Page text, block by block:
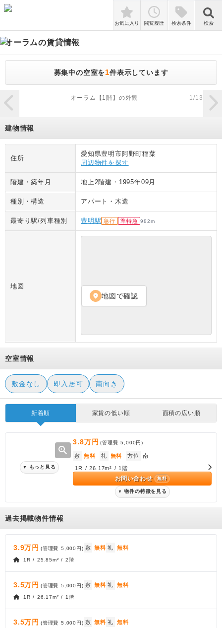
検索
お気に入り 閲覧履歴 検索条件 検索
オーラムの賃貸情報
募集中の空室を1件表示しています
zoom_in
オーラム【1階】の外観 1/13
建物情報
住所
愛知県豊明市阿野町稲葉
周辺物件を探す
階建・築年月 地上2階建 ・ 1995年09月
種別・構造 アパート ・ 木造
最寄り駅/列車種別 豊明駅 急行 準特急 982m
地図
location_on 地図で確認
空室情報
敷金なし 即入居可 南向き
新着順 家賃の低い順 面積の広い順
zoom_in
▼ もっと見る
3.8万円 (管理費5,000円)
敷 無料 礼 無料 方位 南
1R / 26.17m² / 1階
お問い合わせ 無料
▼ 物件の特徴を見る
過去掲載物件情報
3.9万円 (管理費 5,000円) 敷 無料 礼 無料
1R / 25.85m² / 2階
3.5万円 (管理費 5,000円) 敷 無料 礼 無料
1R / 26.17m² / 1階
3.5万円 (管理費 5,000円) 敷 無料 礼 無料